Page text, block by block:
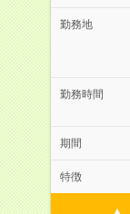
勤務地
勤務時間
期間
特徴